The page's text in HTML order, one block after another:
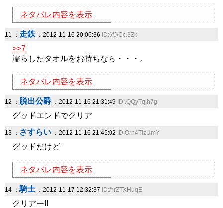
ネタバレ内容を表示
11 ： 走鉄 ：2012-11-16 20:06:36 ID:6fJ/Cc.3Zk
>>7
濡らしたタオルをお持ちなら・・・。
ネタバレ内容を表示
12 ： 脱出公爵 ：2012-11-16 21:31:49 ID:.QQyTqih7g
グッドエンドでクリア
13 ： さすらい ：2012-11-16 21:45:02 ID:Orn4TizUmY
グッドだけど
ネタバレ内容を表示
14 ：騎士 ：2012-11-17 12:32:37 ID:/hrZTXHuqE
クリアー!!